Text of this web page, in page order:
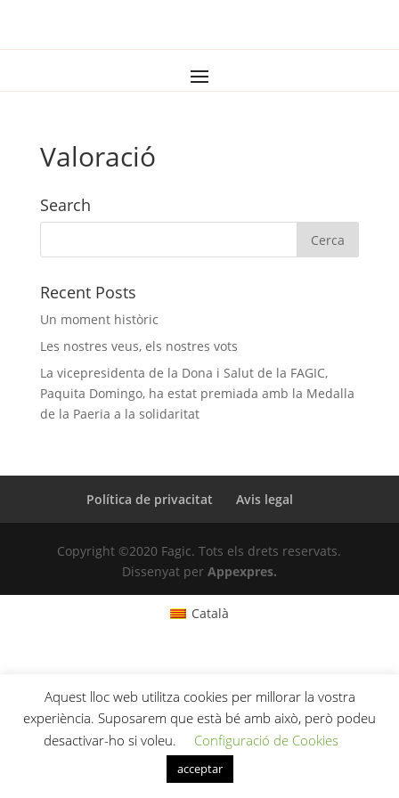
Valoració
Search
Recent Posts
Un moment històric
Les nostres veus, els nostres vots
La vicepresidenta de la Dona i Salut de la FAGIC,
Paquita Domingo, ha estat premiada amb la Medalla
de la Paeria a la solidaritat
Política de privacitat Avis legal
Copyright ©2020 Fagic. Tots els drets reservats.
Dissenyat per Appexpres.
Aquest lloc web utilitza cookies per millorar la vostra
experiència. Suposarem que està bé amb això, però podeu
desactivar-ho si voleu.
Configuració de Cookies
acceptar
Català